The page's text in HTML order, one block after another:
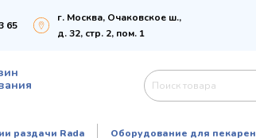
65
г. Москва, Очаковское ш.,
д. 32, стр. 2, пом. 1
раздачи Rada Оборудование для пекарен